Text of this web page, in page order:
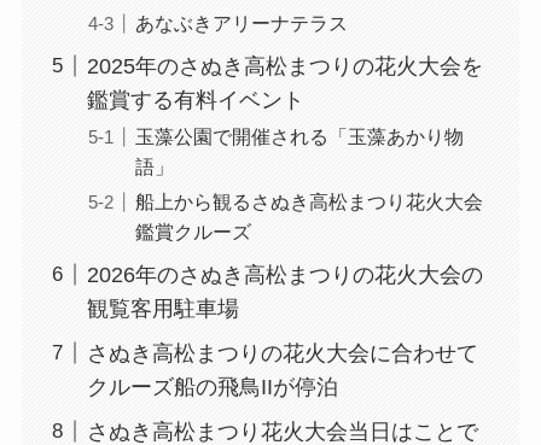
あなぶきアリーナテラス
2025年のさぬき高松まつりの花火大会を
鑑賞する有料イベント
玉藻公園で開催される「玉藻あかり物
語」
船上から観るさぬき高松まつり花火大会
鑑賞クルーズ
2026年のさぬき高松まつりの花火大会の
観覧客用駐車場
さぬき高松まつりの花火大会に合わせて
クルーズ船の飛鳥IIが停泊
さぬき高松まつり花火大会当日はことで